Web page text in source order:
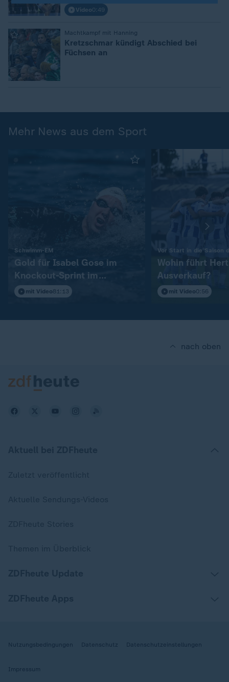
Video0:49
Machtkampf mit Hanning
:
Kretzschmar kündigt Abschied bei
Füchsen an
Mehr News aus dem Sport
Schwimm-EM:
Gold für Isabel Gose im
Knockout-Sprint im
Freiwasser
mit Video81:13
Vor Start in die Saison
Wohin führt
Ausverkauf?
mit Video0:56
nach oben
Nutzungsbedingungen Datenschutz Datenschutzeinstellungen
Impressum